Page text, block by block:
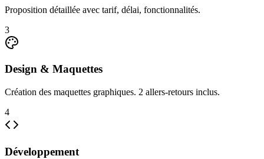
Proposition détaillée avec tarif, délai, fonctionnalités.
3
Design & Maquettes
Création des maquettes graphiques. 2 allers-retours inclus.
4
Développement